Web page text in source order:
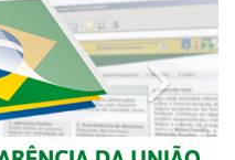
Next